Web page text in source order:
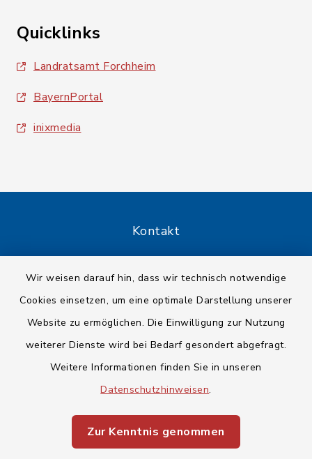
Wir weisen darauf hin, dass wir technisch notwendige
Cookies einsetzen, um eine optimale Darstellung unserer
Website zu ermöglichen. Die Einwilligung zur Nutzung
weiterer Dienste wird bei Bedarf gesondert abgefragt.
Weitere Informationen finden Sie in unseren
Datenschutzhinweisen.
Zur Kenntnis genommen
Quicklinks
Landratsamt Forchheim
BayernPortal
inixmedia
Kontakt
Datenschutz
Impressum
Sitemap
Cookie-Einstellungen